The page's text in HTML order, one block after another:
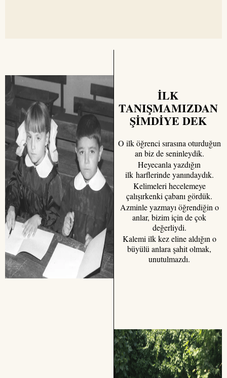
İLK
TANIŞMAMIZDAN
ŞİMDİYE DEK
O ilk öğrenci sırasına oturduğun
an biz de seninleydik.
Heyecanla yazdığın
ilk harflerinde yanındaydık.
Kelimeleri hecelemeye
çalışırkenki çabanı gördük.
Azminle yazmayı öğrendiğin o
anlar, bizim için de çok
değerliydi.
Kalemi ilk kez eline aldığın o
büyülü anlara şahit olmak,
unutulmazdı.